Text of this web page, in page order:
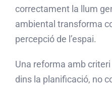
correctament la llum
ambiental transforma
percepció de l’espai.
Una reforma amb
dins la planificació, no